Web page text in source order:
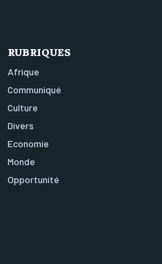
RUBRIQUES
Afrique
Communiqué
Culture
Divers
Economie
Monde
Opportunité